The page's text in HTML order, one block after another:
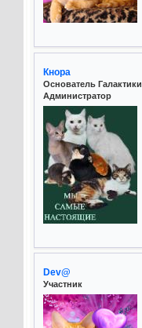
Кнора
Основатель Галактики
Администратор
Dev@
Участник